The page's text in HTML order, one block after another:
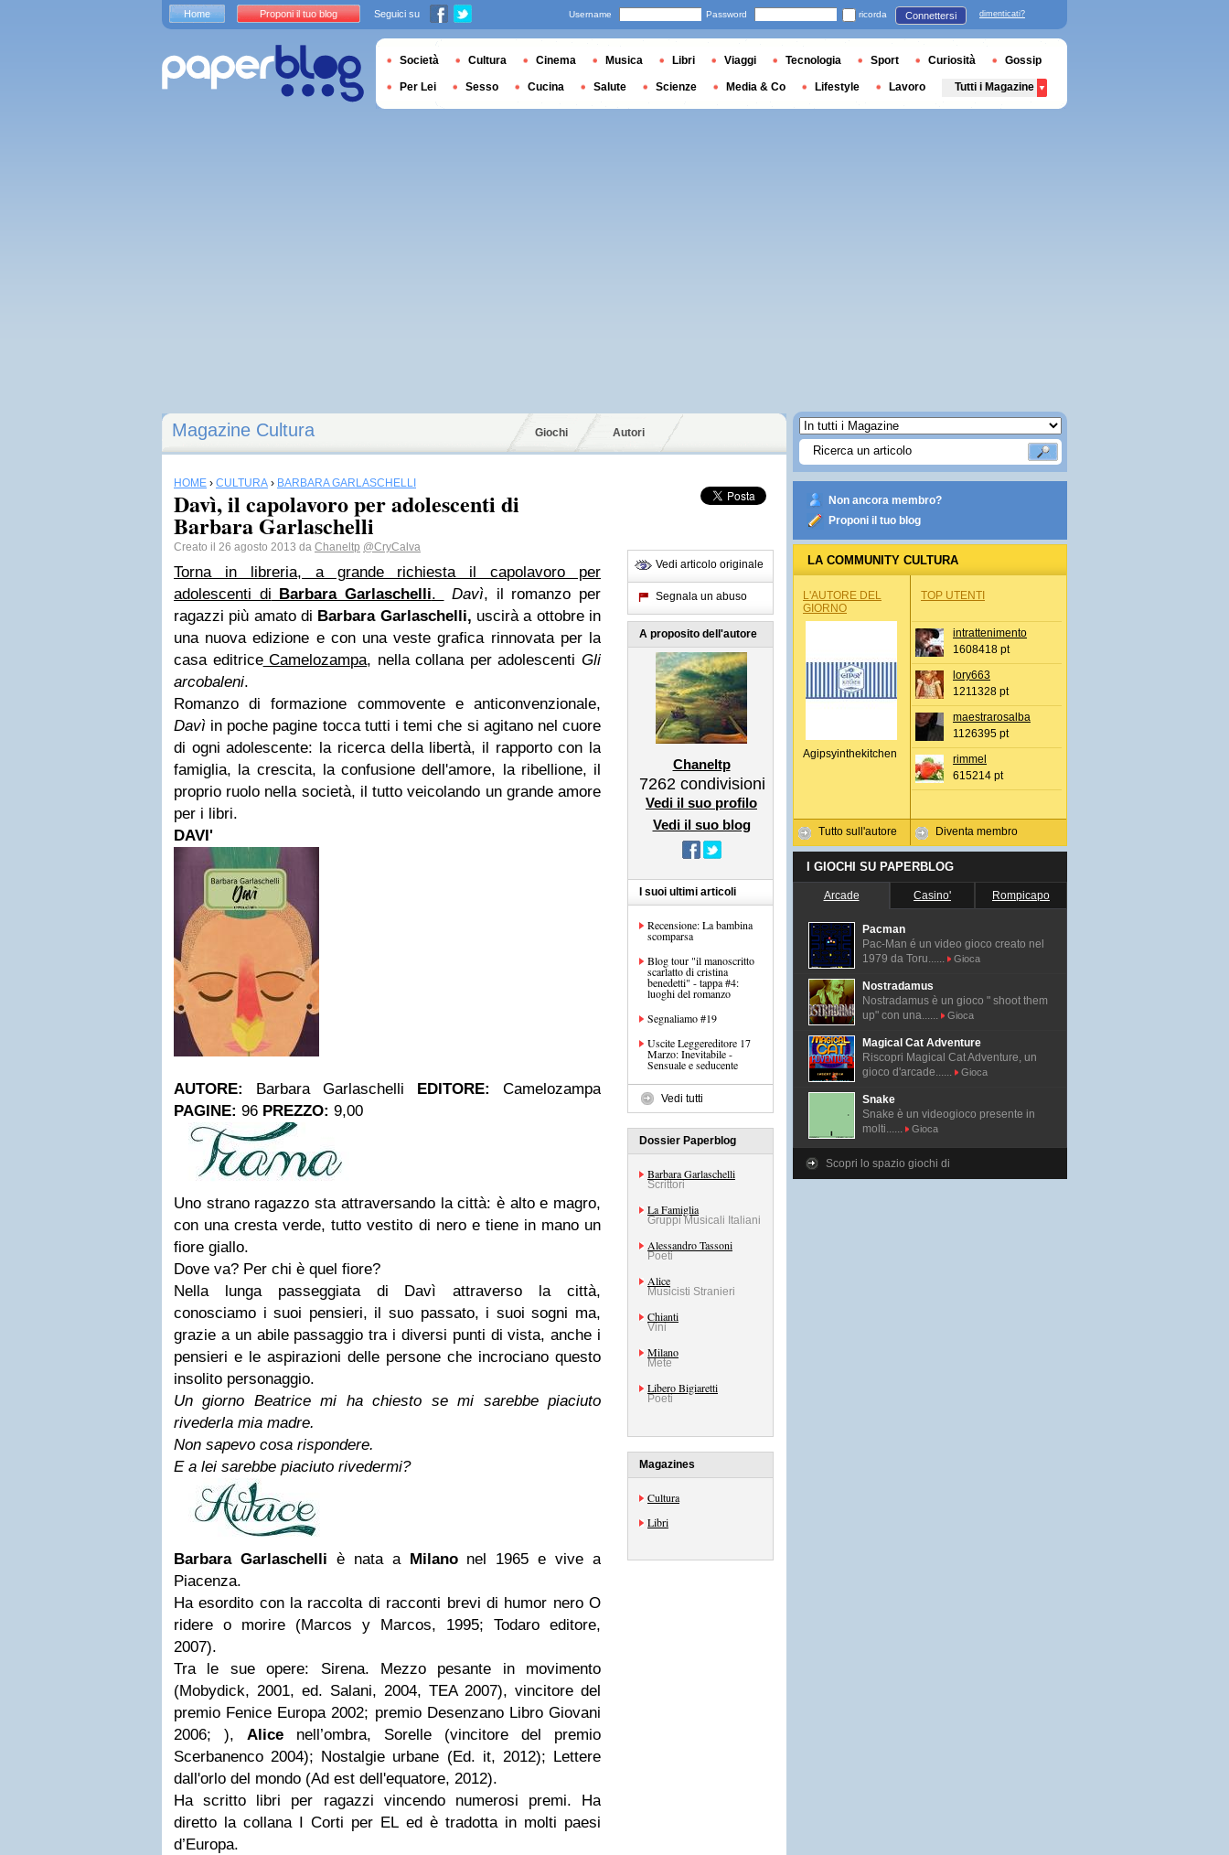
Magazine Cultura Giochi Autori
HOME › CULTURA › BARBARA GARLASCHELLI
Davì, il capolavoro per adolescenti di
Barbara Garlaschelli
Creato il 26 agosto 2013 da Chaneltp @CryCalva
Torna in libreria, a grande richiesta il capolavoro per
adolescenti di Barbara Garlaschelli. Davì, il romanzo per
ragazzi più amato di Barbara Garlaschelli, uscirà a ottobre in
una nuova edizione e con una veste grafica rinnovata per la
casa editriceCamelozampa, nella collana per adolescentiGli
arcobaleni.
Romanzo di formazione commovente e anticonvenzionale,
Davì in poche pagine tocca tutti i temi che si agitano nel cuore
di ogni adolescente: la ricerca della libertà, il rapporto con la
famiglia, la crescita, la confusione dell'amore, la ribellione, il
proprio ruolo nella società, il tutto veicolando un grande amore
per i libri.
DAVI'
AUTORE: Barbara Garlaschelli EDITORE: Camelozampa
PAGINE: 96 PREZZO: 9,00
Uno strano ragazzo sta attraversando la città: è alto e magro,
con una cresta verde, tutto vestito di nero e tiene in mano un
fiore giallo.
Dove va? Per chi è quel fiore?
Nella lunga passeggiata di Davì attraverso la città,
conosciamo i suoi pensieri, il suo passato, i suoi sogni ma,
grazie a un abile passaggio tra i diversi punti di vista, anche i
pensieri e le aspirazioni delle persone che incrociano questo
insolito personaggio.
Un giorno Beatrice mi ha chiesto se mi sarebbe piaciuto
rivederla mia madre.
Non sapevo cosa rispondere.
E a lei sarebbe piaciuto rivedermi?
Barbara Garlaschelli è nata a Milanonel 1965 e vive a
Piacenza.
Ha esordito con la raccolta di racconti brevi di humor nero O
ridere o morire (Marcos y Marcos, 1995; Todaro editore,
2007).
Tra le sue opere: Sirena. Mezzo pesante in movimento
(Mobydick, 2001, ed. Salani, 2004, TEA 2007), vincitore del
premio Fenice Europa 2002; premio Desenzano Libro Giovani
2006; ), Alice nell’ombra, Sorelle (vincitore del premio
Scerbanenco 2004); Nostalgie urbane (Ed. it, 2012); Lettere
dall'orlo del mondo (Ad est dell'equatore, 2012).
Ha scritto libri per ragazzi vincendo numerosi premi. Ha
diretto la collana I Corti per EL ed è tradotta in molti paesi
d’Europa.
Vedi articolo originale
Segnala un abuso
A proposito dell'autore
Chaneltp
7262 condivisioni
Vedi il suo profilo
Vedi il suo blog
I suoi ultimi articoli
Recensione: La bambina
scomparsa
Blog tour "il manoscritto
scarlatto di cristina
benedetti" - tappa #4:
luoghi del romanzo
Segnaliamo #19
Uscite Leggereditore 17
Marzo: Inevitabile -
Sensuale e seducente
Vedi tutti
Dossier Paperblog
Barbara Garlaschelli
Scrittori
La Famiglia
Gruppi Musicali Italiani
Alessandro Tassoni
Poeti
Alice
Musicisti Stranieri
Chianti
Vini
Milano
Mete
Libero Bigiaretti
Poeti
Magazines
Cultura
Libri
Non ancora membro?
Proponi il tuo blog
LA COMMUNITY CULTURA
L'AUTORE DEL
GIORNO
Agipsyinthekitchen
Tutto sull'autore
TOP UTENTI
intrattenimento
1608418 pt
lory663
1211328 pt
maestrarosalba
1126395 pt
rimmel
615214 pt
Diventa membro
I GIOCHI SU PAPERBLOG
Arcade Casino' Rompicapo
Pacman
Pac-Man é un video gioco creato nel
1979 da Toru......
Gioca
Nostradamus
Nostradamus è un gioco " shoot them
up" con una......
Gioca
Magical Cat Adventure
Riscopri Magical Cat Adventure, un
gioco d'arcade......
Gioca
Snake
Snake è un videogioco presente in
molti......
Gioca
Scopri lo spazio giochi di
Home Proponi il tuo blog Seguici su Username Password ricorda Connettersi dimenticati?
Società Cultura Cinema Musica Libri Viaggi Tecnologia Sport Curiosità Gossip
Per Lei Sesso Cucina Salute Scienze Media & Co Lifestyle Lavoro Tutti i Magazine